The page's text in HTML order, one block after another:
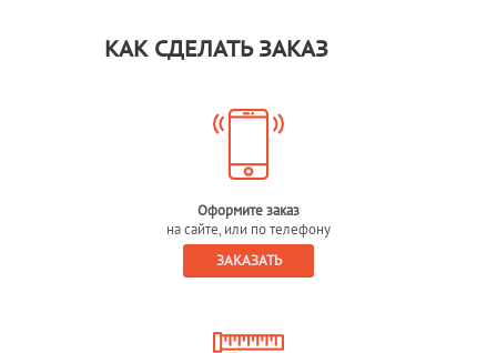
КАК СДЕЛАТЬ ЗАКАЗ
Оформите заказ
на сайте, или по телефону
ЗАКАЗАТЬ